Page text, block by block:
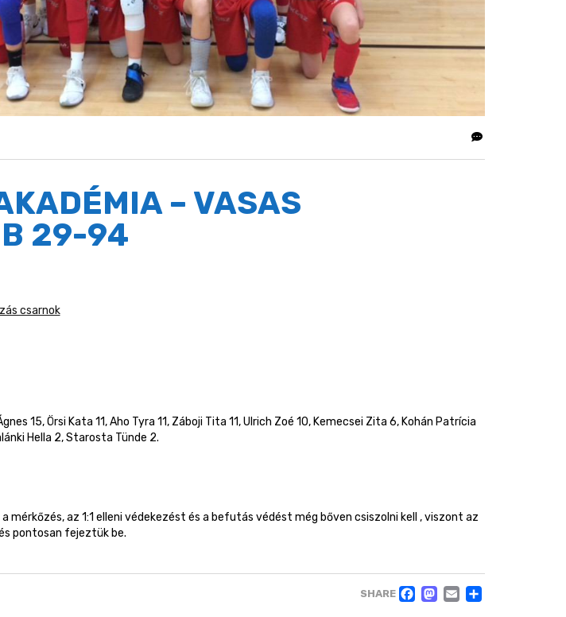
– VASAS
29-94
csarnok
15, Örsi Kata 11, Aho Tyra 11, Záboji Tita 11, Ulrich Zoé 10, Kemecsei Zita 6, Kohán Patrícia
Hella 2, Starosta Tünde 2.
mérkőzés, az 1:1 elleni védekezést és a befutás védést még bőven csiszolni kell , viszont az
pontosan fejeztük be.
SHARE FACEBOOK
EMAIL